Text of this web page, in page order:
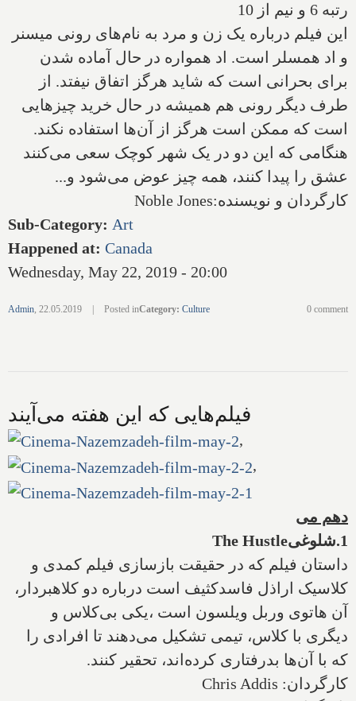
رتبه 6 و نیم از 10
این فیلم درباره یک زن و مرد به نام‌های رونی میسنر
و اد همسلر است. اد همواره در حال آماده شدن
برای بحرانی است که شاید هرگز اتفاق نیفتد. از
طرف دیگر رونی هم همیشه در حال خرید چیزهایی
است که ممکن است هرگز از آن‌ها استفاده نکند.
هنگامی که این دو در یک شهر کوچک سعی می‌کنند
عشق را پیدا کنند، همه چیز عوض می‌شود و...
کارگردان و نویسنده:Noble Jones
Sub-Category: Art
Happened at: Canada
Wednesday, May 22, 2019 - 20:00
Admin, 22.05.2019 Posted inCategory: Culture 0 comment
فیلم‌هایی که این هفته می‌آیند
,
,
دهم می
1.شلوغی
The Hustle
داستان فیلم که در حقیقت بازسازی فیلم کمدی و
کلاسیک اراذل فاسدکثیف است درباره دو کلاهبردار،
آن هاتوی وربل ویلسون است ،یکی بی‌کلاس و
دیگری با کلاس، تیمی تشکیل می‌دهند تا افرادی را
که با آن‌ها بدرفتاری کرده‌اند، تحقیر کنند.
کارگردان: Chris Addis